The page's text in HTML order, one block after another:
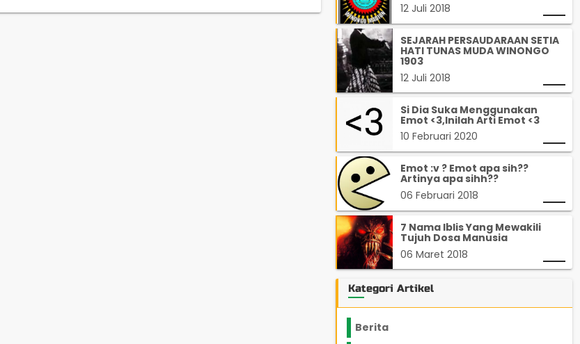
12 Juli 2018
SEJARAH PERSAUDARAAN SETIA
HATI TUNAS MUDA WINONGO
1903
12 Juli 2018
Si Dia Suka Menggunakan
Emot <3,Inilah Arti Emot <3
10 Februari 2020
Emot :v ? Emot apa sih??
Artinya apa sihh??
06 Februari 2018
7 Nama Iblis Yang Mewakili
Tujuh Dosa Manusia
06 Maret 2018
Kategori Artikel
Berita